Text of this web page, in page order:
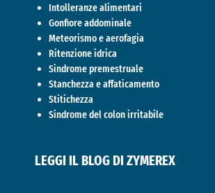
Intolleranze alimentari
Gonfiore addominale
Meteorismo e aerofagia
Ritenzione idrica
Sindrome premestruale
Stanchezza e affaticamento
Stitichezza
Sindrome del colon irritabile
LEGGI IL BLOG DI ZYMEREX